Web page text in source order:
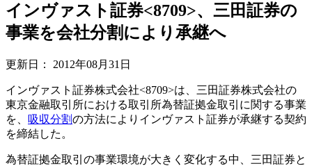
インヴァスト証券<8709>、三田証券の
事業を会社分割により承継へ
更新日： 2012年08月31日
インヴァスト証券株式会社<8709>は、三田証券株式会社の
東京金融取引所における取引所為替証拠金取引に関する事業
を、 吸収分割の方法によりインヴァスト証券が承継する契約
を締結した。
為替証拠金取引の事業環境が大きく変化する中、三田証券と